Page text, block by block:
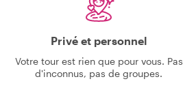
Privé et personnel
Votre tour est rien que pour vous. Pas
d'inconnus, pas de groupes.